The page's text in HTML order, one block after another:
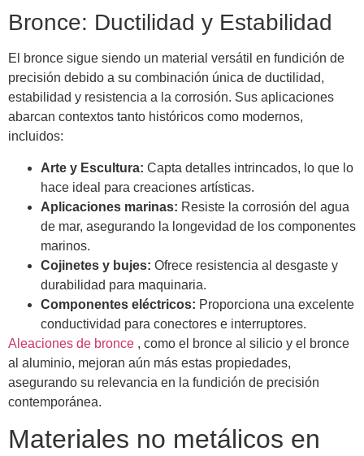
Bronce: Ductilidad y Estabilidad
El bronce sigue siendo un material versátil en fundición de
precisión debido a su combinación única de ductilidad,
estabilidad y resistencia a la corrosión. Sus aplicaciones
abarcan contextos tanto históricos como modernos,
incluidos:
Arte y Escultura: Capta detalles intrincados, lo que lo
hace ideal para creaciones artísticas.
Aplicaciones marinas: Resiste la corrosión del agua
de mar, asegurando la longevidad de los componentes
marinos.
Cojinetes y bujes: Ofrece resistencia al desgaste y
durabilidad para maquinaria.
Componentes eléctricos: Proporciona una excelente
conductividad para conectores e interruptores.
Aleaciones de bronce , como el bronce al silicio y el bronce
al aluminio, mejoran aún más estas propiedades,
asegurando su relevancia en la fundición de precisión
contemporánea.
Materiales no metálicos en